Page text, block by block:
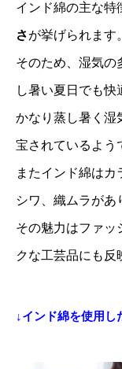
インド綿の主な特
さが挙げられます。
そのため、湿気の
し暑い夏日でも快
かなり蒸し暑く湿
宝されているよう
またインド綿は
シワ、織ムラがあ
その魅力はファッ
クな工芸品にも反
↓インド綿を使用し